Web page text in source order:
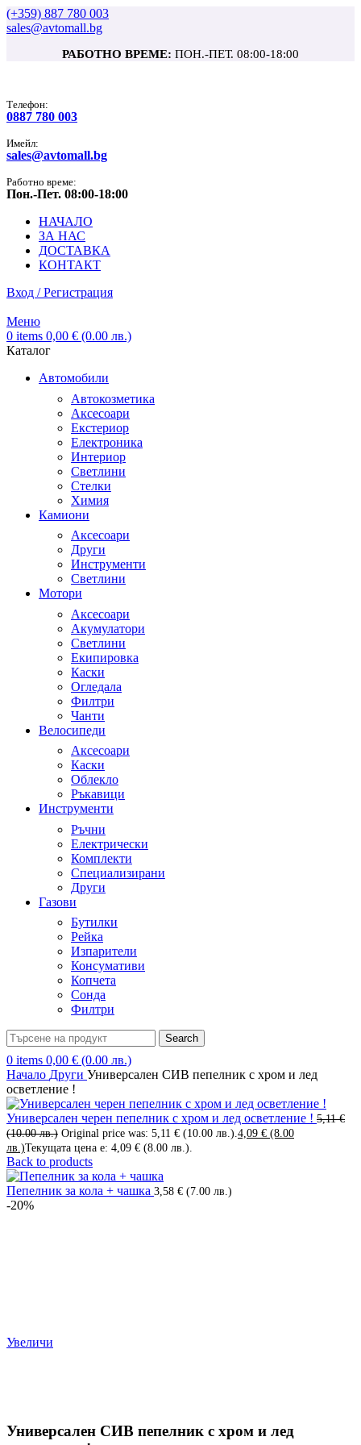
(+359) 887 780 003
sales@avtomall.bg
РАБОТНО ВРЕМЕ: ПОН.-ПЕТ. 08:00-18:00
Tелефон:
0887 780 003
Имейл:
sales@avtomall.bg
Работно време:
Пон.-Пет. 08:00-18:00
НАЧАЛО
ЗА НАС
ДОСТАВКА
КОНТАКТ
Вход / Регистрация
Меню
0 items 0,00 € (0.00 лв.)
Каталог
Автомобили
Автокозметика
Аксесоари
Екстериор
Електроника
Интериор
Светлини
Стелки
Химия
Камиони
Аксесоари
Други
Инструменти
Светлини
Мотори
Аксесоари
Акумулатори
Светлини
Екипировка
Каски
Огледала
Филтри
Чанти
Велосипеди
Аксесоари
Каски
Облекло
Ръкавици
Инструменти
Ръчни
Електрически
Комплекти
Специализирани
Други
Газови
Бутилки
Рейка
Изпарители
Консумативи
Копчета
Сонда
Филтри
Search
0 items 0,00 € (0.00 лв.)
Начало Други Универсален СИВ пепелник с хром и лед
осветление !
Универсален черен пепелник с хром и лед осветление ! 5,11€
(10.00 лв.) Original price was: 5,11 € (10.00 лв.). 4,09 € (8.00
лв.)Текущата цена е: 4,09 € (8.00 лв.).
Back to products
Пепелник за кола + чашка 3,58 € (7.00 лв.)
-20%
Увеличи
Универсален СИВ пепелник с хром и лед